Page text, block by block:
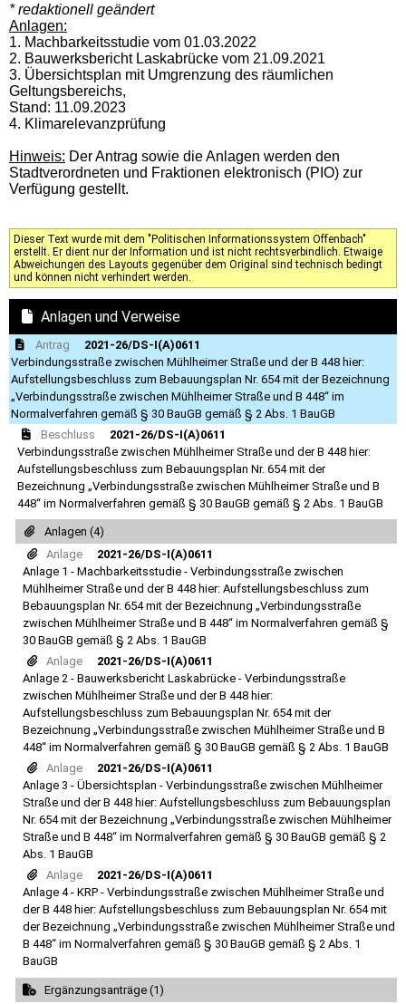
* redaktionell geändert
Anlagen:
1. Machbarkeitsstudie vom 01.03.2022
2. Bauwerksbericht Laskabrücke vom 21.09.2021
3. Übersichtsplan mit Umgrenzung des räumlichen
Geltungsbereichs,
Stand: 11.09.2023
4. Klimarelevanzprüfung
Hinweis: Der Antrag sowie die Anlagen werden den
Stadtverordneten und Fraktionen elektronisch (PIO) zur
Verfügung gestellt.
Dieser Text wurde mit dem "Politischen Informationssystem Offenbach"
erstellt. Er dient nur der Information und ist nicht rechtsverbindlich. Etwaige
Abweichungen des Layouts gegenüber dem Original sind technisch bedingt
und können nicht verhindert werden.
Anlagen und Verweise
Antrag
2021-26/DS-I(A)0611
Verbindungsstraße zwischen Mühlheimer Straße und der B 448 hier:
Aufstellungsbeschluss zum Bebauungsplan Nr. 654 mit der Bezeichnung
„Verbindungsstraße zwischen Mühlheimer Straße und B 448“ im
Normalverfahren gemäß § 30 BauGB gemäß § 2 Abs. 1 BauGB
Beschluss
2021-26/DS-I(A)0611
Verbindungsstraße zwischen Mühlheimer Straße und der B 448 hier:
Aufstellungsbeschluss zum Bebauungsplan Nr. 654 mit der
Bezeichnung „Verbindungsstraße zwischen Mühlheimer Straße und B
448“ im Normalverfahren gemäß § 30 BauGB gemäß § 2 Abs. 1 BauGB
Anlagen (4)
Anlage
2021-26/DS-I(A)0611
Anlage 1 - Machbarkeitsstudie - Verbindungsstraße zwischen
Mühlheimer Straße und der B 448 hier: Aufstellungsbeschluss zum
Bebauungsplan Nr. 654 mit der Bezeichnung „Verbindungsstraße
zwischen Mühlheimer Straße und B 448“ im Normalverfahren gemäß §
30 BauGB gemäß § 2 Abs. 1 BauGB
Anlage
2021-26/DS-I(A)0611
Anlage 2 - Bauwerksbericht Laskabrücke - Verbindungsstraße
zwischen Mühlheimer Straße und der B 448 hier:
Aufstellungsbeschluss zum Bebauungsplan Nr. 654 mit der
Bezeichnung „Verbindungsstraße zwischen Mühlheimer Straße und B
448“ im Normalverfahren gemäß § 30 BauGB gemäß § 2 Abs. 1 BauGB
Anlage
2021-26/DS-I(A)0611
Anlage 3 - Übersichtsplan - Verbindungsstraße zwischen Mühlheimer
Straße und der B 448 hier: Aufstellungsbeschluss zum Bebauungsplan
Nr. 654 mit der Bezeichnung „Verbindungsstraße zwischen Mühlheimer
Straße und B 448“ im Normalverfahren gemäß § 30 BauGB gemäß § 2
Abs. 1 BauGB
Anlage
2021-26/DS-I(A)0611
Anlage 4 - KRP - Verbindungsstraße zwischen Mühlheimer Straße und
der B 448 hier: Aufstellungsbeschluss zum Bebauungsplan Nr. 654 mit
der Bezeichnung „Verbindungsstraße zwischen Mühlheimer Straße und
B 448“ im Normalverfahren gemäß § 30 BauGB gemäß § 2 Abs. 1
BauGB
Ergänzungsanträge (1)